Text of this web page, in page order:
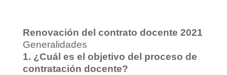
Renovación del contrato docente 2021
Generalidades
1. ¿Cuál es el objetivo del proceso de
contratación docente?